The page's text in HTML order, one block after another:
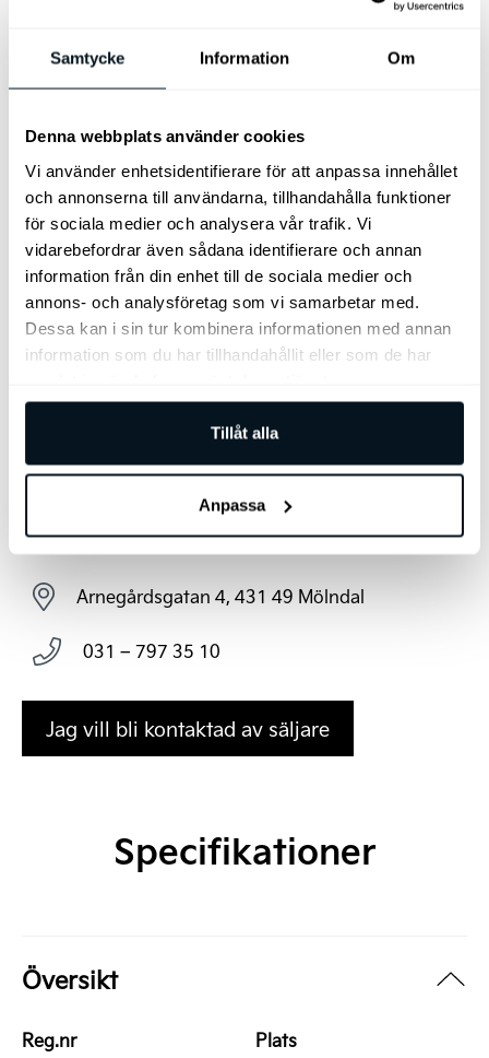
Samtycke Information Om
Denna webbplats använder cookies
Vi använder enhetsidentifierare för att anpassa innehållet
och annonserna till användarna, tillhandahålla funktioner
för sociala medier och analysera vår trafik. Vi
vidarebefordrar även sådana identifierare och annan
information från din enhet till de sociala medier och
annons- och analysföretag som vi samarbetar med.
Dessa kan i sin tur kombinera informationen med annan
information som du har tillhandahållit eller som de har
Tillåt alla
Anpassa
Solgardiner
Start-/stoppfunktion
Startspärr
Svensksåld
Sätesvärme (bak)
Sätesvärme (fram)
Trådlös telefonladdare
USB-uttag
Ventilerade säten fram
Xenon (halvljus)
Yttertemperaturmätare
Bilen finns i Göteborg
Arnegårdsgatan 4, 431 49 Mölndal
031 – 797 35 10
Jag vill bli kontaktad av säljare
Specifikationer
Översikt
Reg.nr
Plats